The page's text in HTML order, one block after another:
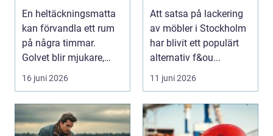
till hem och kontor
En heltäckningsmatta
kan förvandla ett rum
på några timmar.
Golvet blir mjukare,
ljudnivån sjunker o...
16 juni 2026
förnyar du hemmet
med professionell
möbellackering
Att satsa på lackering
av möbler i Stockholm
har blivit ett populärt
alternativ f&ou...
11 juni 2026